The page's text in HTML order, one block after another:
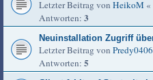
Letzter Beitrag von HeikoM «
Antworten: 3
Neuinstallation Zugriff
Letzter Beitrag von Predy0406
Antworten: 5